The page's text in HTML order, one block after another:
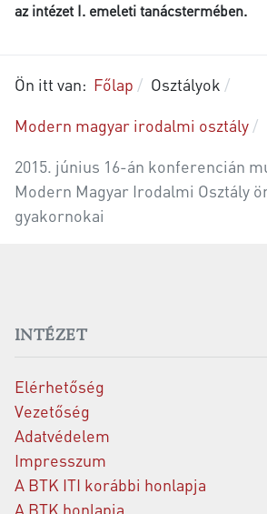
az intézet I. emeleti tanácstermében.
Ön itt van: Főlap
Osztályok
Modern magyar irodalmi osztály
2015. június 16-án konferencián
Modern Magyar Irodalmi Osztály
gyakornokai
INTÉZET
Elérhetőség
Vezetőség
Adatvédelem
Impresszum
A BTK ITI korábbi honlapja
A BTK honlapja